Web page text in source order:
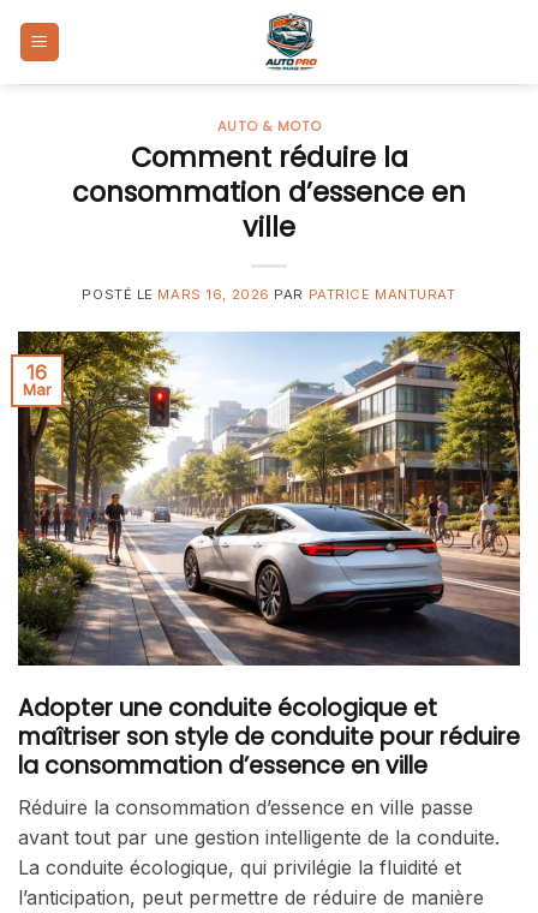
AUTO & MOTO
Comment réduire la
consommation d’essence en
ville
POSTÉ LE MARS 16, 2026 PAR PATRICE MANTURAT
16
Mar
Adopter une conduite écologique et
maîtriser son style de conduite pour réduire
la consommation d’essence en ville
Réduire la consommation d’essence en ville passe
avant tout par une gestion intelligente de la conduite.
La conduite écologique, qui privilégie la fluidité et
l’anticipation, peut permettre de réduire de manière